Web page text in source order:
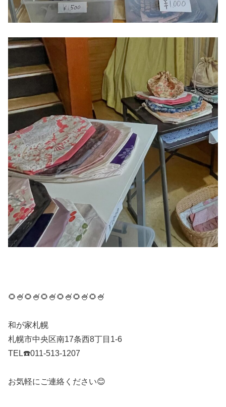
🌻🍧🌻🍧🌻🍧🌻🍧🌻🍧🌻🍧
和が家札幌
札幌市中央区南17条西8丁目1-6
TEL☎️011-513-1207
お気軽にご連絡ください😊